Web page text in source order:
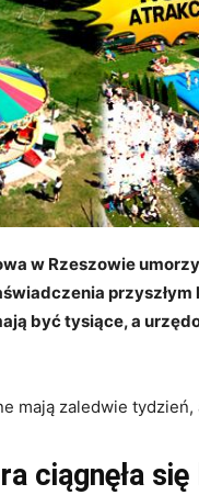
w Rzeszowie
być tysiące, a
mają zaledwie
ciągnęła